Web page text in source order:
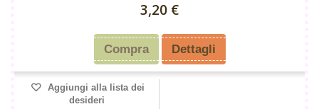
3,20 €
Compra Dettagli
Aggiungi alla lista dei
desideri